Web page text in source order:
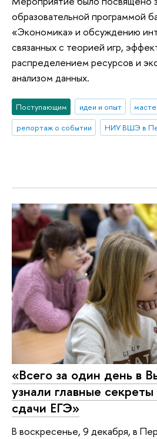
образовательной программой
«Экономика» и обсуждению
связанных с теорией игр,
распределением ресурсов и
анализом данных.
Поступающим идеи и опыт
репортаж о событии
НИУ ВШЭ в
«Всего за один день в
узнали главные
сдачи ЕГЭ»
В воскресенье, 9 декабря, в